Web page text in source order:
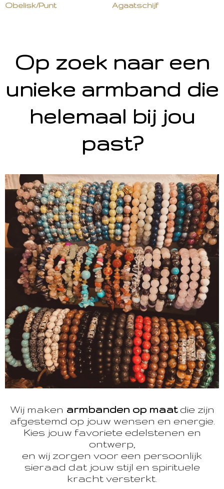
Obelisk/Punt Agaatschijf
Op zoek naar een
unieke armband die
helemaal bij jou
past?
Wij maken armbanden op maatdie zijn
afgestemd op jouw wensen en energie.
Kies jouw favoriete edelstenen en
ontwerp,
en wij zorgen voor een persoonlijk
sieraad dat jouw stijl en spirituele
kracht versterkt.